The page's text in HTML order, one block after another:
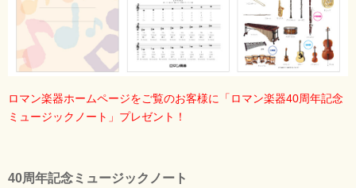
ロマン楽器ホームページをご覧のお客様に「ロマン楽器40周年記念
ミュージックノート」プレゼント！
40周年記念ミュージックノート